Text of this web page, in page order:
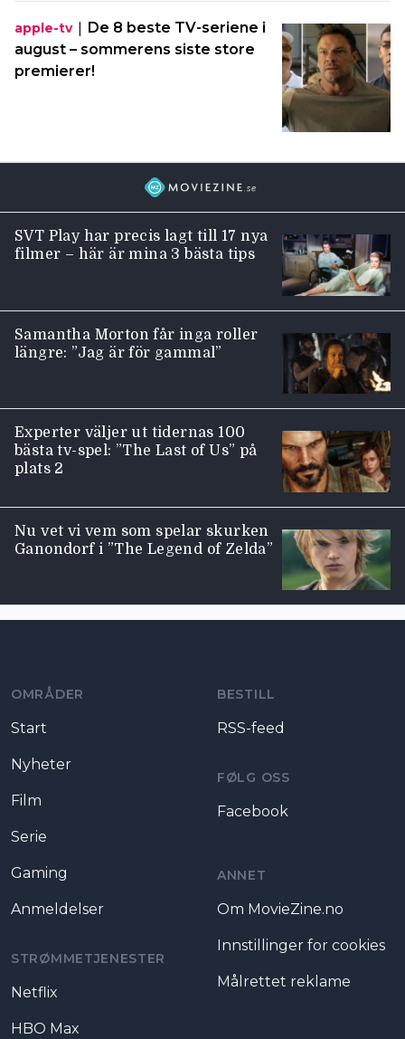
apple-tv| De 8 beste TV-seriene i
august – sommerens siste store
premierer!
SVT Play har precis lagt till 17 nya
filmer – här är mina 3 bästa tips
Samantha Morton får inga roller
längre: ”Jag är för gammal”
Experter väljer ut tidernas 100
bästa tv-spel: ”The Last of Us” på
plats 2
Nu vet vi vem som spelar skurken
Ganondorf i ”The Legend of Zelda”
OMRÅDER
Start
Nyheter
Film
Serie
Gaming
Anmeldelser
STRØMMETJENESTER
Netflix
HBO Max
BESTILL
RSS-feed
FØLG OSS
Facebook
ANNET
Om MovieZine.no
Innstillinger for cookies
Målrettet reklame